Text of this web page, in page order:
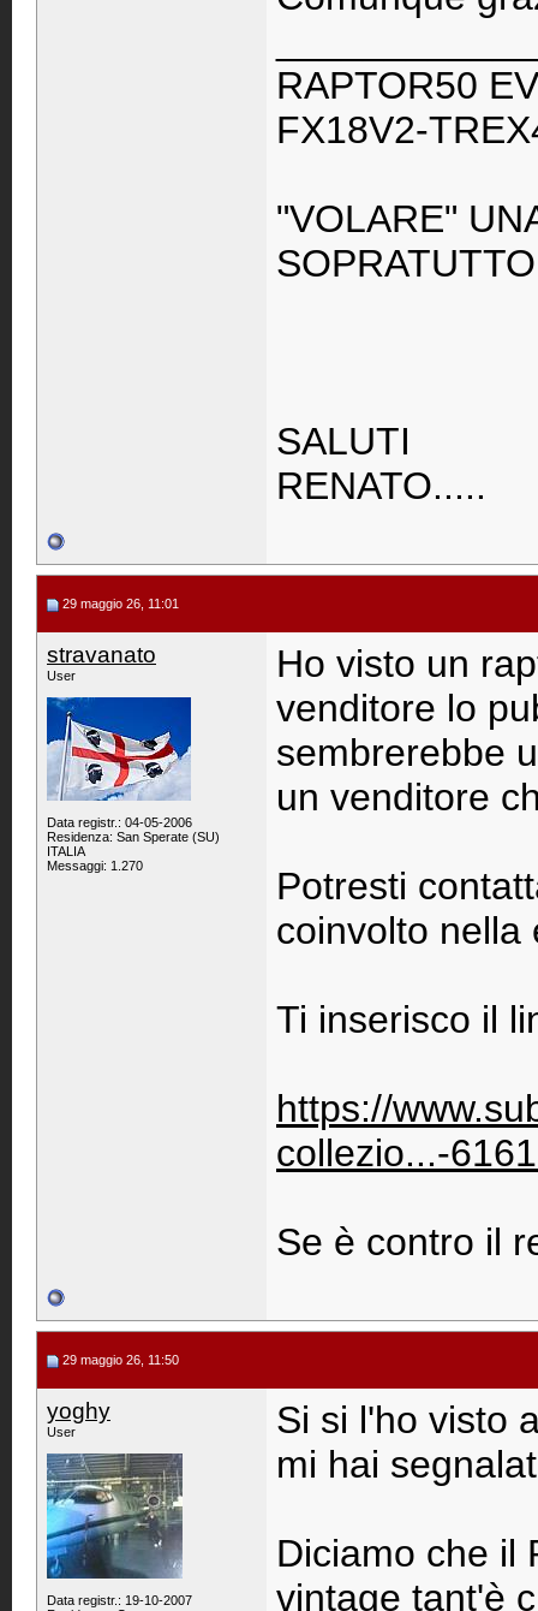
RAPTOR50
FX18V2-
"VOLARE"
SALUTI
RENATO.....
29 maggio 26, 11:01
stravanato
User
Data registr.: 04-05-2006
Residenza: San Sperate (SU)
ITALIA
Messaggi: 1.270
Ho visto un
venditore lo
sembrerebbe
un venditore
Potresti
coinvolto nella
Ti inserisco il
https://
collezio...-
Se è contro il
29 maggio 26, 11:50
yoghy
User
Data registr.: 19-10-2007
Si si l'ho visto
mi hai
Diciamo che il
vintage tant'è